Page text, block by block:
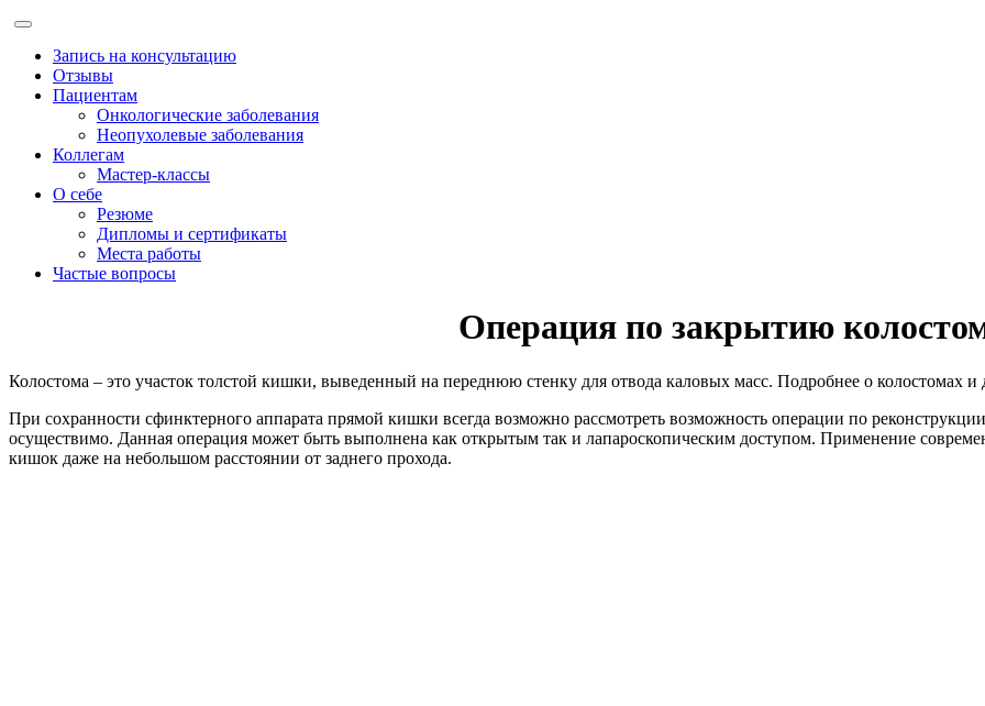
Запись на консультацию
Отзывы
Пациентам
Онкологические заболевания
Неопухолевые заболевания
Коллегам
Мастер-классы
О себе
Резюме
Дипломы и сертификаты
Места работы
Частые вопросы
Операция по закрытию
Колостома – это участок толстой кишки, выведенный на переднюю стенку для отвода каловых масс. Подробнее о колостомах
При сохранности сфинктерного аппарата прямой кишки всегда возможно рассмотреть возможность операции по
осуществимо. Данная операция может быть выполнена как открытым так и лапароскопическим доступом. Применение
кишок даже на небольшом расстоянии от заднего прохода.